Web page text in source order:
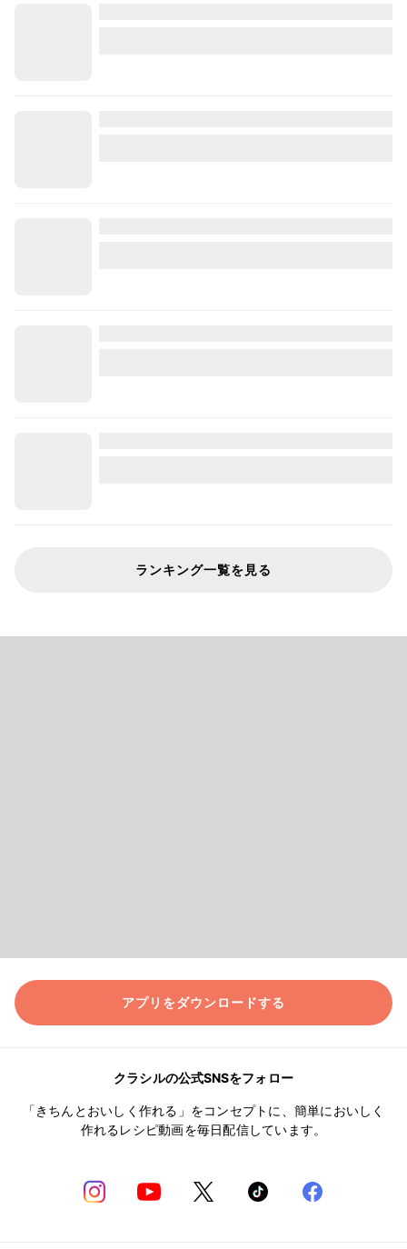
ランキング一覧を見る
アプリをダウンロードする
クラシルの公式SNSをフォロー
「きちんとおいしく作れる」をコンセプトに、簡単においしく
作れるレシピ動画を毎日配信しています。